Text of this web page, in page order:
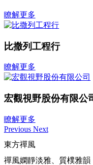
瞭解更多
比撒列工程行
瞭解更多
宏觀視野股份有限公
瞭解更多
Previous Next
東方禪風
禪風嫻靜淡雅、質樸雅韻